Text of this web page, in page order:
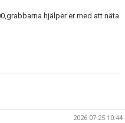
hjälper er med att näta
2026-07-25 10:44